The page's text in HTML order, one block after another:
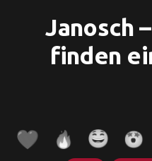
Janosch
finden